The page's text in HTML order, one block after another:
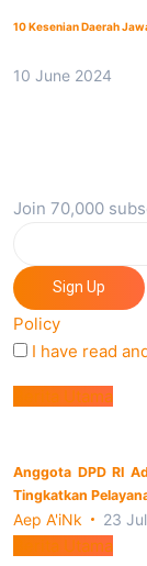
10 Kesenian Daerah
10 June 2024
Join 70,000
Sign Up
Policy
I have read
Berita Utama
Anggota DPD RI
Tingkatkan
Aep A'iNk 23
Berita Utama